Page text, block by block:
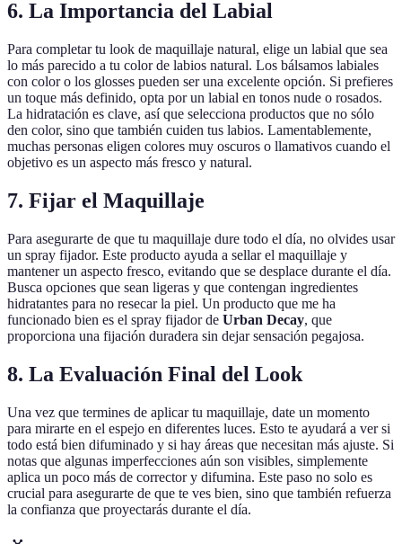
6. La Importancia del Labial
Para completar tu look de maquillaje natural, elige un labial que sea
lo más parecido a tu color de labios natural. Los bálsamos labiales
con color o los glosses pueden ser una excelente opción. Si prefieres
un toque más definido, opta por un labial en tonos nude o rosados.
La hidratación es clave, así que selecciona productos que no sólo
den color, sino que también cuiden tus labios. Lamentablemente,
muchas personas eligen colores muy oscuros o llamativos cuando el
objetivo es un aspecto más fresco y natural.
7. Fijar el Maquillaje
Para asegurarte de que tu maquillaje dure todo el día, no olvides usar
un spray fijador. Este producto ayuda a sellar el maquillaje y
mantener un aspecto fresco, evitando que se desplace durante el día.
Busca opciones que sean ligeras y que contengan ingredientes
hidratantes para no resecar la piel. Un producto que me ha
funcionado bien es el spray fijador de Urban Decay, que
proporciona una fijación duradera sin dejar sensación pegajosa.
8. La Evaluación Final del Look
Una vez que termines de aplicar tu maquillaje, date un momento
para mirarte en el espejo en diferentes luces. Esto te ayudará a ver si
todo está bien difuminado y si hay áreas que necesitan más ajuste. Si
notas que algunas imperfecciones aún son visibles, simplemente
aplica un poco más de corrector y difumina. Este paso no solo es
crucial para asegurarte de que te ves bien, sino que también refuerza
la confianza que proyectarás durante el día.